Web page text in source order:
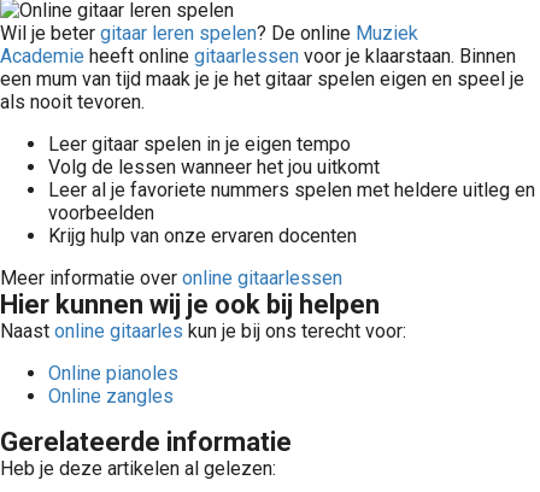
Wil je beter gitaar leren spelen? De online Muziek
Academie heeft online gitaarlessen voor je klaarstaan. Binnen
een mum van tijd maak je je het gitaar spelen eigen en speel je
als nooit tevoren.
Leer gitaar spelen in je eigen tempo
Volg de lessen wanneer het jou uitkomt
Leer al je favoriete nummers spelen met heldere uitleg en
voorbeelden
Krijg hulp van onze ervaren docenten
Meer informatie over online gitaarlessen
Hier kunnen wij je ook bij helpen
Naast online gitaarles kun je bij ons terecht voor:
Online pianoles
Online zangles
Gerelateerde informatie
Heb je deze artikelen al gelezen: